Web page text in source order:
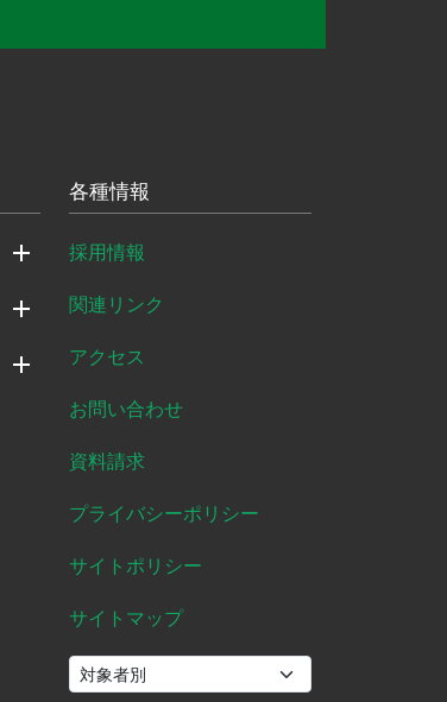
各種情報
採用情報
関連リンク
アクセス
お問い合わせ
資料請求
プライバシーポリシー
サイトポリシー
サイトマップ